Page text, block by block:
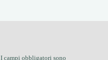
I campi obbligatori sono